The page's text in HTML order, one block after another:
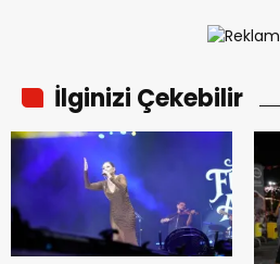
İlginizi Çekebilir